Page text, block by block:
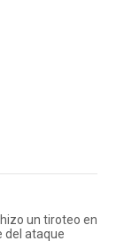
un tiroteo en
del ataque